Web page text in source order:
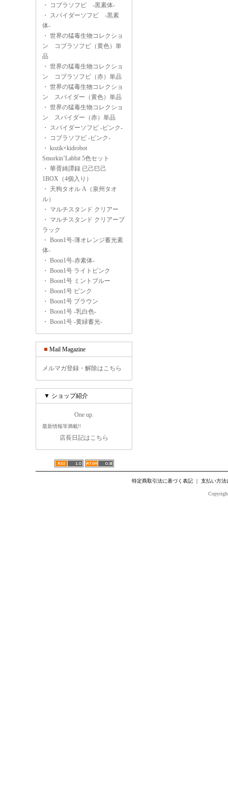
・
コブラソフビ -黒素体-
・ スパイダーソフビ -黒素
体-
・ 世界の猛毒生物コレクショ
ン コブラソフビ（黄色）単
品
・ 世界の猛毒生物コレクショ
ン コブラソフビ（赤）単品
・ 世界の猛毒生物コレクショ
ン スパイダー（黄色）単品
・ 世界の猛毒生物コレクショ
ン スパイダー（赤）単品
・ スパイダーソフビ -ピンク-
・
コブラソフビ -ピンク-
・ kozik×kidrobot
Smorkin’Labbit 5色セット
・ 華胥綺譚録 已己巳己
1BOX（4個入り）
・ 天狗タオル A（泉州タオ
ル）
・ マルチスタンド クリアー
・ マルチスタンド クリアーブ
ラック
・ Boon1号-薄オレンジ蓄光素
体-
・ Boon1号-赤素体-
・ Boon1号 ライトピンク
・ Boon1号 ミントブルー
・ Boon1号 ピンク
・ Boon1号 ブラウン
・ Boon1号 -乳白色-
・ Boon1号 -黄緑蓄光-
Mail Magazine
メルマガ登録・解除はこちら
▼ ショップ紹介
One up.
最新情報等満載!!
店長日記はこちら
特定商取引法に基づく表記｜ 支払い方法